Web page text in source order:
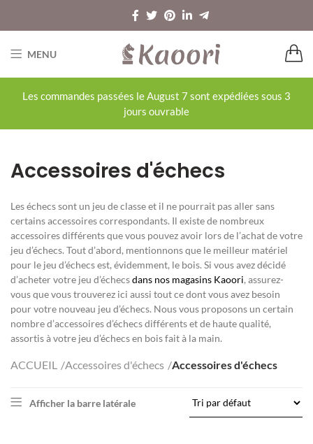
MENU
Les commandes passées le August 7 sont expédiées sous 3
jours ouvrable
Accessoires d'échecs
Les échecs sont un jeu de classe et il ne pourrait pas aller sans
certains accessoires correspondants. Il existe de nombreux
accessoires différents que vous pouvez avoir lors de l’achat de votre
jeu d’échecs. Tout d’abord, mentionnons que le meilleur matériel
pour le jeu d’échecs est, évidemment, le bois. Si vous avez décidé
d’acheter votre jeu d’échecsdans nos magasins Kaoori, assurez-
vous que vous trouverez ici aussi tout ce dont vous avez besoin
pour votre nouveau jeu d’échecs. Nous vous proposons un certain
nombre d’accessoires d’échecs différents et de haute qualité,
assortis à votre jeu d’échecs en bois fait à la main.
ACCUEIL Accessoires d'échecs Accessoires d'échecs
Afficher la barre latérale